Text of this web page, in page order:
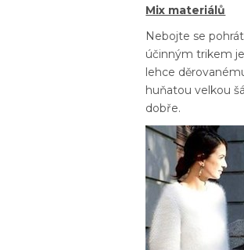
Mix materiálů
Nebojte se
účinným trikem
lehce
huňatou velkou
dobře.